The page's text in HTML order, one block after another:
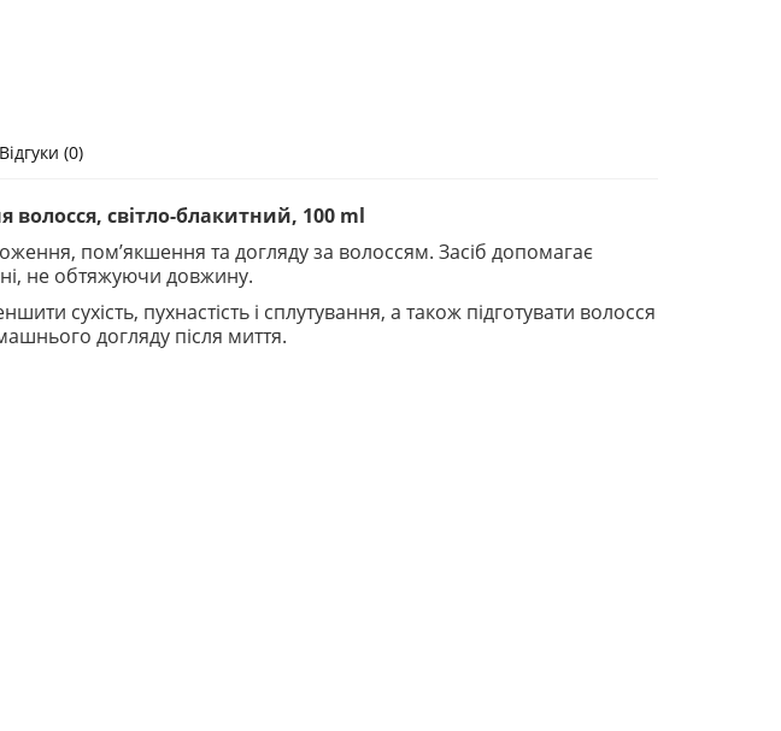
Відгуки (0)
світло-блакитний, 100 ml
пом’якшення та догляду за волоссям. Засіб допомагає
не обтяжуючи довжину.
сухість, пухнастість і сплутування, а також підготувати волосся
догляду після миття.